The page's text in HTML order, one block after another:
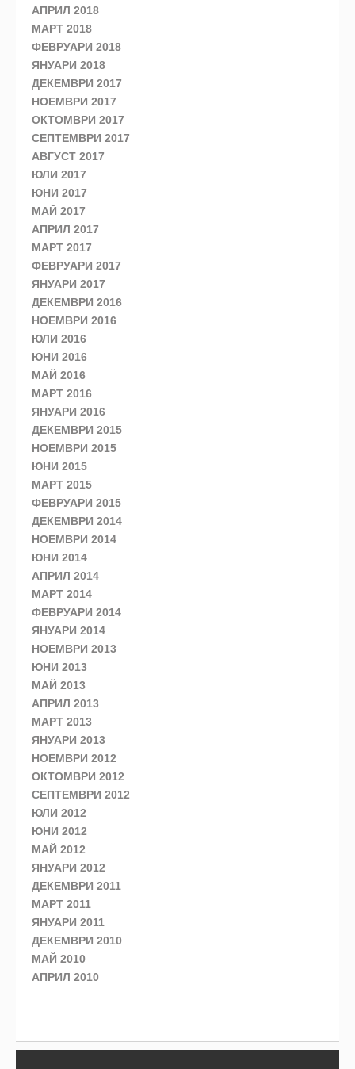
АПРИЛ 2018
МАРТ 2018
ФЕВРУАРИ 2018
ЯНУАРИ 2018
ДЕКЕМВРИ 2017
НОЕМВРИ 2017
ОКТОМВРИ 2017
СЕПТЕМВРИ 2017
АВГУСТ 2017
ЮЛИ 2017
ЮНИ 2017
МАЙ 2017
АПРИЛ 2017
МАРТ 2017
ФЕВРУАРИ 2017
ЯНУАРИ 2017
ДЕКЕМВРИ 2016
НОЕМВРИ 2016
ЮЛИ 2016
ЮНИ 2016
МАЙ 2016
МАРТ 2016
ЯНУАРИ 2016
ДЕКЕМВРИ 2015
НОЕМВРИ 2015
ЮНИ 2015
МАРТ 2015
ФЕВРУАРИ 2015
ДЕКЕМВРИ 2014
НОЕМВРИ 2014
ЮНИ 2014
АПРИЛ 2014
МАРТ 2014
ФЕВРУАРИ 2014
ЯНУАРИ 2014
НОЕМВРИ 2013
ЮНИ 2013
МАЙ 2013
АПРИЛ 2013
МАРТ 2013
ЯНУАРИ 2013
НОЕМВРИ 2012
ОКТОМВРИ 2012
СЕПТЕМВРИ 2012
ЮЛИ 2012
ЮНИ 2012
МАЙ 2012
ЯНУАРИ 2012
ДЕКЕМВРИ 2011
МАРТ 2011
ЯНУАРИ 2011
ДЕКЕМВРИ 2010
МАЙ 2010
АПРИЛ 2010